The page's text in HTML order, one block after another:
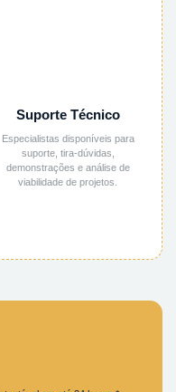
Suporte Técnico
Especialistas disponíveis para
suporte, tira-dúvidas,
demonstrações e análise de
viabilidade de projetos.